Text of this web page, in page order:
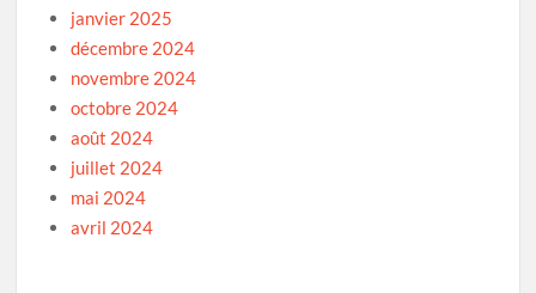
janvier 2025
décembre 2024
novembre 2024
octobre 2024
août 2024
juillet 2024
mai 2024
avril 2024